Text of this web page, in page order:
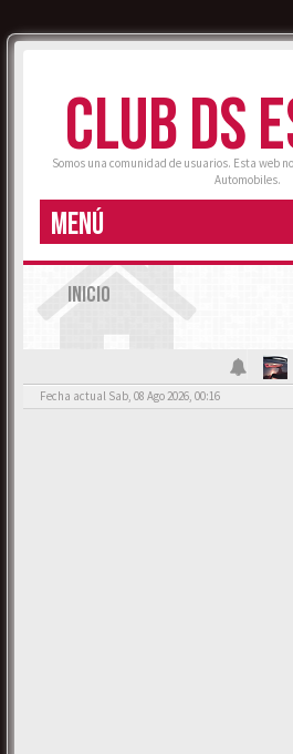
CLUB DS
Somos una comunidad de usuarios. Esta web
Automobiles.
MENÚ
INICIO
Fecha actual Sab, 08 Ago 2026, 00:16